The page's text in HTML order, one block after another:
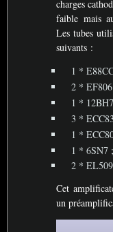
charges
faible mais
Les tubes
suivants :
1 *
2 *EF806
1 *
3 *ECC83
1 *
1 *6SN7 ;
2 *
Cet
un